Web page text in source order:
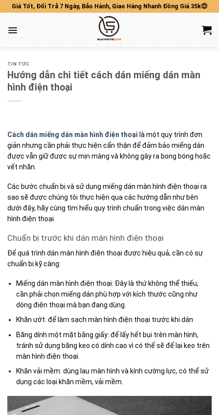
Skip
content
Giá Tốt, Đổi Trả 7 Ngày, Bảo Hành, Giao Hàng Nhanh Đồng Giá 35k😍
TIN TỨC
Hướng dẫn chi tiết cách dán miếng dán màn
hình điện thoại
Cách dán miếng dán màn hình điện thoại là một quy trình đơn
giản nhưng cần phải thực hiện cẩn thận để đảm bảo miếng dán
được vẫn giữ được sự mịn màng và không gây ra bong bóng hoặc
vết nhăn.
Các bước chuẩn bị và sử dụng miếng dán màn hình điện thoại ra
sao sẽ được chúng tôi thực hiện qua các hướng dẫn như bên
dưới đây, hãy cùng tìm hiểu quy trình chuẩn trong việc dán màn
hình điện thoại.
Chuẩn bị trước khi dán màn hình điện thoại
Để quá trình dán màn hình điện thoại được hiệu quả, cần có sự
chuẩn bị kỹ càng:
Miếng dán màn hình điện thoại: Đây là thứ không thể thiếu,
cần phải chọn miếng dán phù hợp với kích thước cũng như
dòng điện thoại mà bạn đang dùng.
Khăn ướt: để làm sạch màn hình điện thoại trước khi dán
Băng dính một mặt bằng giấy: để lấy hết bụi trên màn hình,
tránh sử dụng băng keo có dính cao vì có thể sẽ để lại keo trên
màn hình điện thoại.
Khăn vải mềm: dùng lau màn hình và kính cường lực, có thể sử
dụng các loại khăn mềm, vải mềm.